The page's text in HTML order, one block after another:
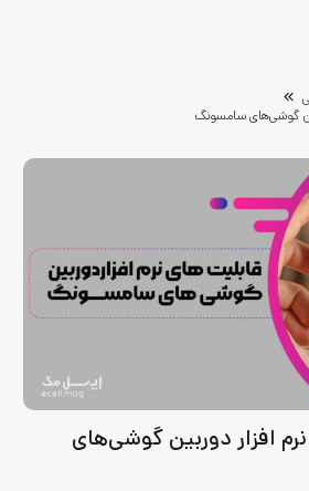
گوشی‌های سامسونگ
افزار دوربین گوشی‌های